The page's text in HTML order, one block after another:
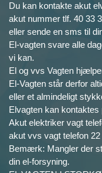
Du kan kontakte akut
akut nummer tlf. 40 33
eller sende en sms til
El-vagten svare alle
vi kan.
El og vvs Vagten
El-Vagten står derfor
eller et almindeligt
Elvagten kan kontaktes
Akut elektriker vagt
akut vvs vagt telefon
Bemærk: Mangler der
din el-forsyning.